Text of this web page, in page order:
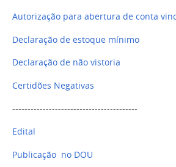
Autorização para abertura de conta
Declaração de estoque mínimo
Declaração de não vistoria
Certidões Negativas
-----------------------------------------
Edital
Publicação no DOU